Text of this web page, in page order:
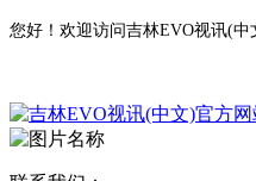
您好！欢迎访问吉林EVO视讯(中